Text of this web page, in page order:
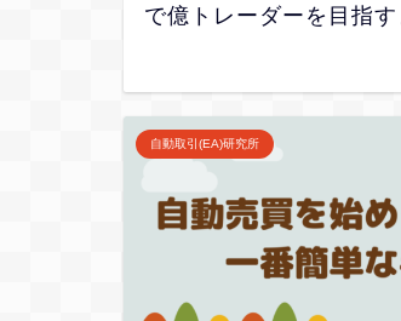
で億トレーダーを目指
自動取引(EA)研究所